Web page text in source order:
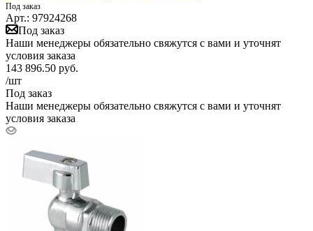
Под заказ
Арт.: 97924268
Под заказ
Наши менеджеры обязательно свяжутся с вами и уточнят
условия заказа
143 896.50 руб.
/шт
Под заказ
Наши менеджеры обязательно свяжутся с вами и уточнят
условия заказа